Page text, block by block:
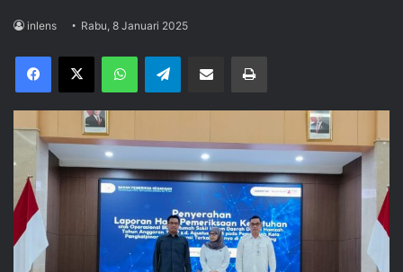
inlens Rabu, 8 Januari 2025
Facebook
X WhatsAppTelegram Share via Email Print